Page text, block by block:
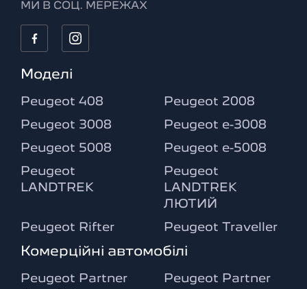
МИ В СОЦ. МЕРЕЖАХ
Моделі
Peugeot 408 Peugeot 2008
Peugeot 3008 Peugeot e-3008
Peugeot 5008 Peugeot e-5008
Peugeot
LANDTREK
Peugeot
LANDTREK
ЛЮТИЙ
Peugeot Rifter Peugeot Traveller
Комерційні автомобілі
Peugeot Partner
Peugeot Partner